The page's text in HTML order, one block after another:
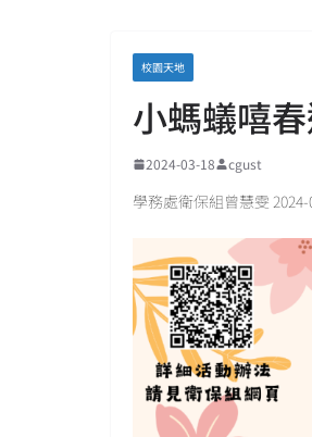
校園天地
小螞蟻嘻
2024-03-18 cgust
學務處衛保組曾慧雯 2024-